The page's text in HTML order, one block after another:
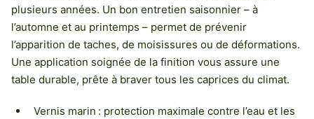
plusieurs années. Un bon entretien saisonnier – à
l’automne et au printemps – permet de prévenir
l’apparition de taches, de moisissures ou de déformations.
Une application soignée de la finition vous assure une
table durable, prête à braver tous les caprices du climat.
Vernis marin : protection maximale contre l’eau et les